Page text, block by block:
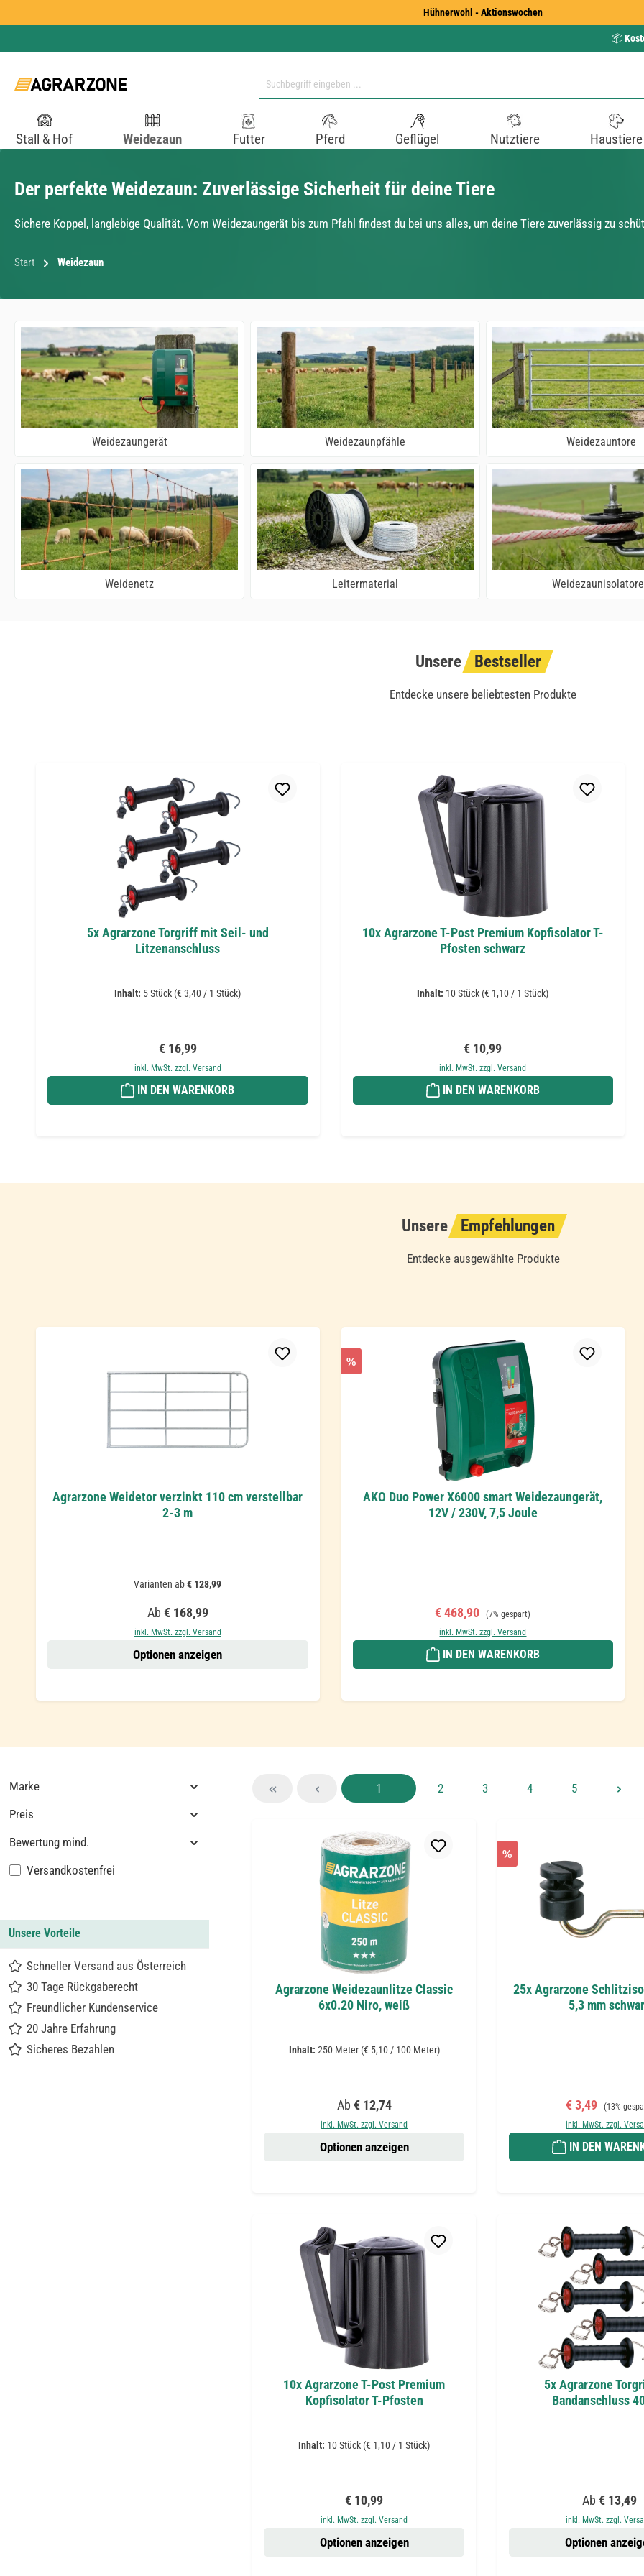
Hühnerwohl - Aktionswochen
📦
Stall & Hof Weidezaun Futter Pferd Geflügel Nutztiere Haustiere
Der perfekte Weidezaun: Zuverlässige Sicherheit für deine Tiere
Sichere Koppel, langlebige Qualität. Vom Weidezaungerät bis zum Pfahl findest du bei uns alles, um deine Tiere zuverlässig zu
Start Weidezaun
Weidezaungerät Weidezaunpfähle Weidezauntore
Weidenetz Leitermaterial
Unsere Bestseller
Entdecke unsere beliebtesten Produkte
5x Agrarzone Torgriff mit Seil- und
Litzenanschluss
Inhalt: 5 Stück (€ 3,40 / 1 Stück)
Regulärer Preis:
€ 16,99
inkl. MwSt. zzgl. Versand
IN DEN WARENKORB
10x Agrarzone T-Post Premium Kopfisolator T-
Pfosten schwarz
Inhalt: 10 Stück (€ 1,10 / 1 Stück)
Regulärer Preis:
€ 10,99
inkl. MwSt. zzgl. Versand
IN DEN WARENKORB
Unsere Empfehlungen
Entdecke ausgewählte Produkte
Produktgalerie überspringen
Agrarzone Weidetor verzinkt 110 cm verstellbar
2-3 m
Varianten ab€ 128,99
Regulärer Preis:
Ab € 168,99
inkl. MwSt. zzgl. Versand
Optionen anzeigen
%
AKO Duo Power X6000 smart Weidezaungerät,
12V / 230V, 7,5 Joule
Verkaufspreis:
€ 468,90 Regulärer Preis:
(7% gespart)
inkl. MwSt. zzgl. Versand
IN DEN WARENKORB
Marke
Preis
Bewertung mind.
Filter hinzufügen: Versandkostenfrei
Versandkostenfrei
Unsere Vorteile
Schneller Versand aus Österreich
30 Tage Rückgaberecht
Freundlicher Kundenservice
20 Jahre Erfahrung
Sicheres Bezahlen
Seite
1 Seite
2 Seite
3 Seite
4 Seite
5
Agrarzone Weidezaunlitze Classic
6x0.20 Niro, weiß
Inhalt: 250 Meter (€ 5,10 / 100 Meter)
Regulärer Preis:
Ab € 12,74
inkl. MwSt. zzgl. Versand
Optionen anzeigen
%
25x Agrarzone
5,3 mm
Verkaufspreis:
€ 3,49 Regulärer
(13%
inkl. MwSt. zzgl.
IN DEN
10x Agrarzone T-Post Premium
Kopfisolator T-Pfosten
Inhalt: 10 Stück (€ 1,10 / 1 Stück)
Regulärer Preis:
€ 10,99
inkl. MwSt. zzgl. Versand
Optionen anzeigen
5x Agrarzone
Bandanschluss
Regulärer
Ab € 13,49
inkl. MwSt. zzgl.
Optionen